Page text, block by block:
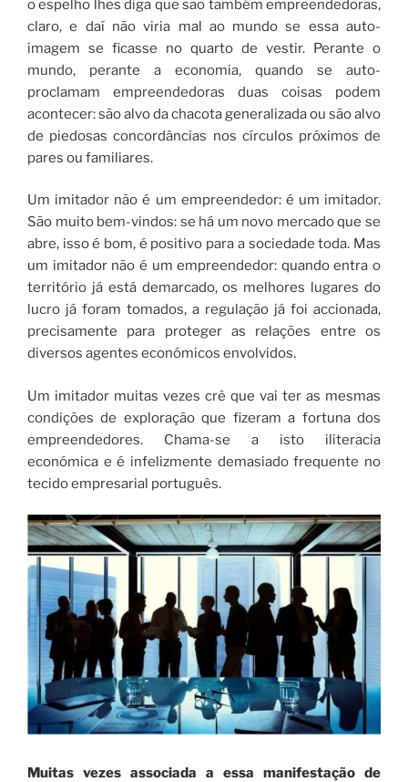
o espelho lhes diga que são também empreendedoras,
claro, e daí não viria mal ao mundo se essa auto-
imagem se ficasse no quarto de vestir. Perante o
mundo, perante a economia, quando se auto-
proclamam empreendedoras duas coisas podem
acontecer: são alvo da chacota generalizada ou são alvo
de piedosas concordâncias nos círculos próximos de
pares ou familiares.
Um imitador não é um empreendedor: é um imitador.
São muito bem-vindos: se há um novo mercado que se
abre, isso é bom, é positivo para a sociedade toda. Mas
um imitador não é um empreendedor: quando entra o
território já está demarcado, os melhores lugares do
lucro já foram tomados, a regulação já foi accionada,
precisamente para proteger as relações entre os
diversos agentes económicos envolvidos.
Um imitador muitas vezes crê que vai ter as mesmas
condições de exploração que fizeram a fortuna dos
empreendedores. Chama-se a isto iliteracia
económica e é infelizmente demasiado frequente no
tecido empresarial português.
Muitas vezes associada a essa manifestação de